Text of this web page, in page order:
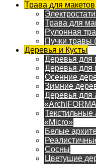
Трава для макетов
Трава для
Рулонная
Пучки травы
Деревья и Кусты
Деревья для
Деревья для
Осенние
Зимние
Деревья для
Текстильные
«Micro»
Белые
Сосны
Цветущие